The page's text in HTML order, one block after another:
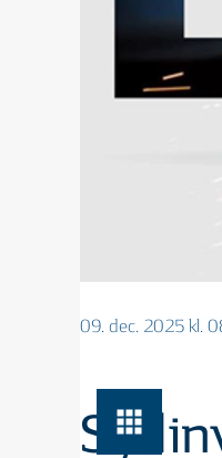
09. dec. 2025 kl.